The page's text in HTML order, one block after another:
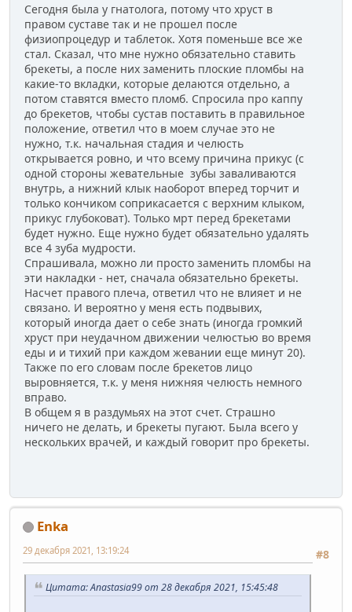
Сегодня была у гнатолога, потому что хруст в
правом суставе так и не прошел после
физиопроцедур и таблеток. Хотя поменьше все же
стал. Сказал, что мне нужно обязательно ставить
брекеты, а после них заменить плоские пломбы на
какие-то вкладки, которые делаются отдельно, а
потом ставятся вместо пломб. Спросила про каппу
до брекетов, чтобы сустав поставить в правильное
положение, ответил что в моем случае это не
нужно, т.к. начальная стадия и челюсть
открывается ровно, и что всему причина прикус (с
одной стороны жевательные зубы заваливаются
внутрь, а нижний клык наоборот вперед торчит и
только кончиком соприкасается с верхним клыком,
прикус глубоковат). Только мрт перед брекетами
будет нужно. Еще нужно будет обязательно удалять
все 4 зуба мудрости.
Спрашивала, можно ли просто заменить пломбы на
эти накладки - нет, сначала обязательно брекеты.
Насчет правого плеча, ответил что не влияет и не
связано. И вероятно у меня есть подвывих,
который иногда дает о себе знать (иногда громкий
хруст при неудачном движении челюстью во время
еды и и тихий при каждом жевании еще минут 20).
Также по его словам после брекетов лицо
выровняется, т.к. у меня нижняя челюсть немного
вправо.
В общем я в раздумьях на этот счет. Страшно
ничего не делать, и брекеты пугают. Была всего у
нескольких врачей, и каждый говорит про брекеты.
Enka
#8
29 декабря 2021, 13:19:24
Цитата: Anastasia99 от 28 декабря 2021, 15:45:48